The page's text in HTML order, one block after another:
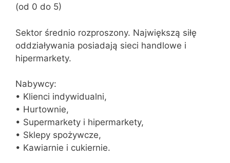
(od 0 do 5)
Sektor średnio rozproszony. Największą siłę
oddziaływania posiadają sieci handlowe i
hipermarkety.
Nabywcy:
• Klienci indywidualni,
• Hurtownie,
• Supermarkety i hipermarkety,
• Sklepy spożywcze,
• Kawiarnie i cukiernie.